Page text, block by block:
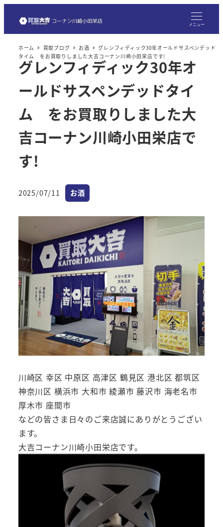
メニュー
ホーム 買取ブログ お酒
グレンフィディック30年オールドサスペンデッド
タイム をお買取りしました大吉コーナン川崎小田栄店です!
グレンフィディック30年オ
ールドサスペンデッドタイ
ム をお買取りしました大
吉コーナン川崎小田栄店で
す!
投稿日
2025/07/11 カテゴリー
お酒
川崎区 幸区 中原区 高津区 鶴見区 港北区 都筑区
神奈川区 横浜市 大和市 綾瀬市 藤沢市 海老名市
厚木市 座間市
などの皆さま日々のご来店誠にありがとうござい
ます。
大吉コーナン川崎小田栄店です。